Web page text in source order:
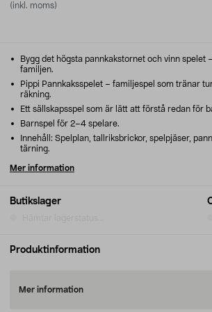
(inkl. moms)
Butikslager
Bygg det högsta pannkakstornet och vinn spelet
familjen.
Pippi Pannkaksspelet – familjespel som tränar
räkning.
Ett sällskapsspel som är lätt att förstå redan för
Barnspel för 2–4 spelare.
Innehåll: Spelplan, tallriksbrickor, spelpjäser,
tärning.
Mer information
Produktinformation
Mer information